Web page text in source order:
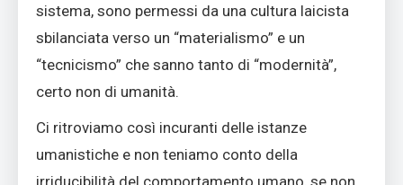
sistema, sono permessi da una cultura laicista
sbilanciata verso un “materialismo” e un
“tecnicismo” che sanno tanto di “modernità”,
certo non di umanità.
Ci ritroviamo così incuranti delle istanze
umanistiche e non teniamo conto della
irriducibilità del comportamento umano, se non